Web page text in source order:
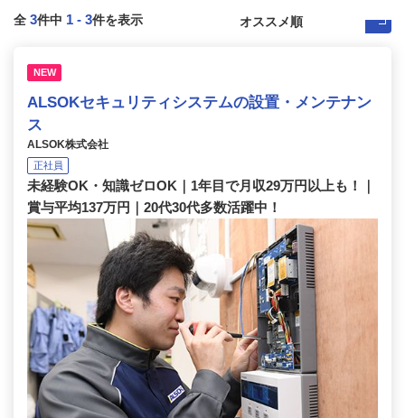
全 3件中 1 - 3件を表示
NEW
ALSOKセキュリティシステムの設置・メンテナン
ス
ALSOK株式会社
正社員
未経験OK・知識ゼロOK｜1年目で月収29万円以上も！｜
賞与平均137万円｜20代30代多数活躍中！